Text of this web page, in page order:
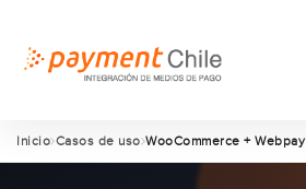
Inicio Casos de uso WooCommerce + Webpay